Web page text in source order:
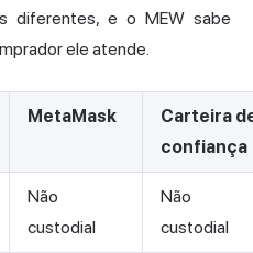
diferentes, e o MEW sabe
ele atende.
MetaMask
Carteira
confiança
Não
custodial
Não
custodial